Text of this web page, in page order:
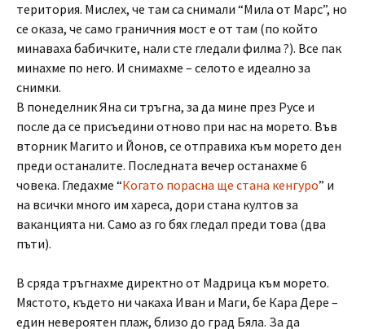
територия. Мислех, че там са снимали “Мила от Марс”, но
се оказа, че само граничния мост е от там (по който
минаваха бабичките, нали сте гледали филма ?). Все пак
минахме по него. И снимахме – селото е идеално за
снимки.
В понеделник Яна си тръгна, за да мине през Русе и
после да се присъедини отново при нас на морето. Във
вторник Магито и Йонов, се отправиха към морето ден
преди останалите. Последната вечер останахме 6
човека. Гледахме “Когато порасна ще стана кенгуро” и
на всички много им хареса, дори стана култов за
ваканцията ни. Само аз го бях гледал преди това (два
пъти).
В сряда тръгнахме директно от Мадрица към морето.
Мястото, където ни чакаха Иван и Маги, бе Кара Дере –
един невероятен плаж, близо до град Бяла. За да